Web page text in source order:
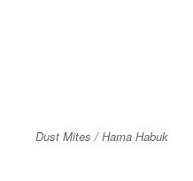
Dust Mites / Hama Habuk